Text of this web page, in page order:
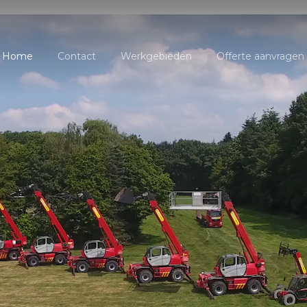
Home Contact Werkgebieden Offerte aanvragen